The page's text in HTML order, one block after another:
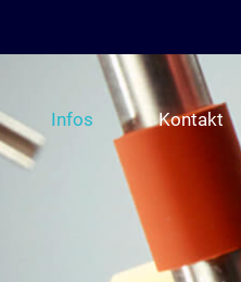
Infos Kontakt